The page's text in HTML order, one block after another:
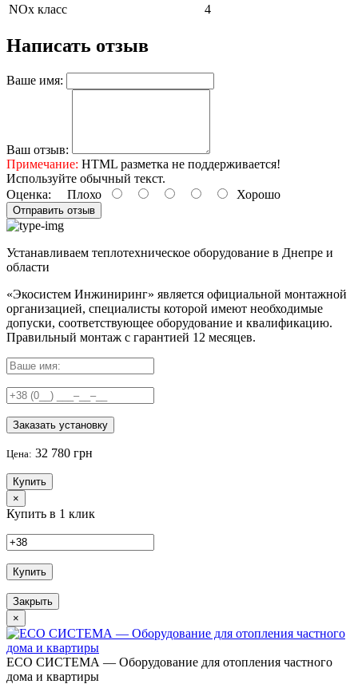
NOx класс
4
Написать отзыв
Ваше имя:
Ваш отзыв:
Примечание: HTML разметка не поддерживается!
Используйте обычный текст.
Оценка: Плохо Хорошо
Отправить отзыв
Устанавливаем теплотехническое оборудование в Днепре и
области
«Экосистем Инжиниринг» является официальной монтажной
организацией, специалисты которой имеют необходимые
допуски, соответствующее оборудование и квалификацию.
Правильный монтаж с гарантией 12 месяцев.
Заказать установку
Цена: 32 780 грн
Купить
×
Купить в 1 клик
Купить
Закрыть
×
ECO СИСТЕМА — Оборудование для отопления частного
дома и квартиры